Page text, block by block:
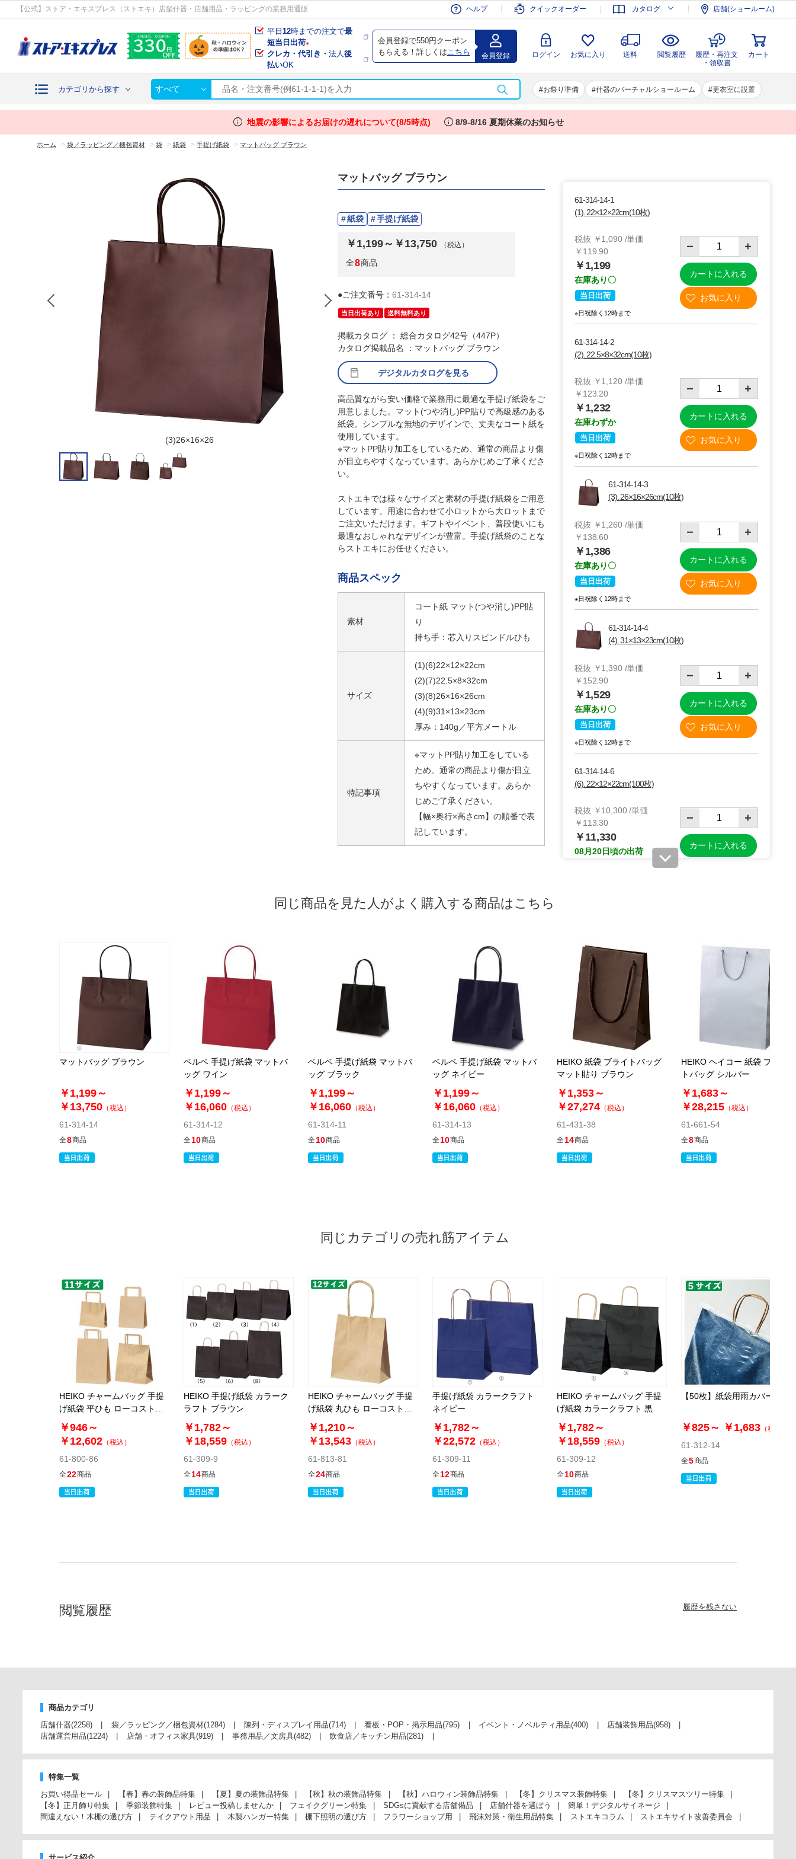
【公式】ストア・エキスプレス（ストエキ）店舗什器・店舗用品・ラッピングの業務用通販 ヘルプ クイックオーダー カタログ 店舗(ショールーム)
平日12時までの注文で最
短当日出荷※
クレカ・代引き・法人後
払いOK
会員登録で550円クーポン
もらえる！詳しくは こちら 会員登録 ログイン お気に入り 送料 閲覧履歴
履歴・再注文
・領収書
カート
カテゴリから探す すべて お祭り準備 什器のバーチャルショールーム 更衣室に設置
会員登録 ログイン お気に入り 送料 閲覧履歴
履歴・再注文
・領収書
カート
info 地震の影響によるお届けの遅れについて(8/5時点) info 8/9-8/16 夏期休業のお知らせ
ホーム > 袋／ラッピング／梱包資材 > 袋 > 紙袋 > 手提げ紙袋 > マットバッグ ブラウン
(3)26×16×26 (1)(6)22×12×22cm
マットバッグ ブラウン
紙袋 手提げ紙袋
￥1,199～￥13,750 （税込）
全8商品
●ご注文番号： 61-314-14
当日出荷あり 送料無料あり
掲載カタログ ： 総合カタログ42号（447P）
デジタルカタログを見る
カタログ掲載品名 ：マットバッグ ブラウン
高品質ながら安い価格で業務用に最適な手提げ紙袋をご
用意しました。マット(つや消し)PP貼りで高級感のある
紙袋。シンプルな無地のデザインで、丈夫なコート紙を
使用しています。
※マットPP貼り加工をしているため、通常の商品より傷
が目立ちやすくなっています。あらかじめご了承くださ
い。
ストエキでは様々なサイズと素材の手提げ紙袋をご用意
しています。用途に合わせて小ロットから大ロットまで
ご注文いただけます。ギフトやイベント、普段使いにも
最適なおしゃれなデザインが豊富。手提げ紙袋のことな
らストエキにお任せください。
商品スペック
素材
コート紙 マット(つや消し)PP貼
り
持ち手：芯入りスピンドルひも
サイズ
(1)(6)22×12×22cm
(2)(7)22.5×8×32cm
(3)(8)26×16×26cm
(4)(9)31×13×23cm
厚み：140g／平方メートル
特記事項
※マットPP貼り加工をしている
ため、通常の商品より傷が目立
ちやすくなっています。あらか
じめご了承ください。
【幅×奥行×高さcm】の順番で表
記しています。
61-314-14-1
(1). 22×12×22cm(10枚)
税抜 ￥1,090 /単価
￥119.90
￥1,199
在庫あり〇
当日出荷
※日祝除く12時まで
カートに入れる
61-314-14-2
(2). 22.5×8×32cm(10枚)
税抜 ￥1,120 /単価
￥123.20
￥1,232
在庫わずか
当日出荷
※日祝除く12時まで
カートに入れる
61-314-14-3
(3). 26×16×26cm(10枚)
税抜 ￥1,260 /単価
￥138.60
￥1,386
在庫あり〇
当日出荷
※日祝除く12時まで
カートに入れる
61-314-14-4
(4). 31×13×23cm(10枚)
税抜 ￥1,390 /単価
￥152.90
￥1,529
在庫あり〇
当日出荷
※日祝除く12時まで
カートに入れる
61-314-14-6
(6). 22×12×22cm(100枚)
税抜 ￥10,300 /単価
￥113.30
￥11,330
08月20日頃の出荷
カートに入れる
￥116.60
￥11,660
08月20日頃の出荷
送料無料 別送
カートに入れる
(8). 26×16×26cm(100枚)
税抜 ￥11,900 /単価
￥13,090
カートに入れる
同じ商品を見た人がよく購入する商品はこちら
マットバッグ ブラウン
￥1,199～
￥13,750 （税込）
61-314-14
全8商品
ベルベ 手提げ紙袋 マットバ
ッグ ワイン
￥1,199～
￥16,060 （税込）
61-314-12
全10商品
ベルベ 手提げ紙袋 マットバ
ッグ ブラック
￥1,199～
￥16,060 （税込）
61-314-11
全10商品
ベルベ 手提げ紙袋 マットバ
ッグ ネイビー
￥1,199～
￥16,060 （税込）
61-314-13
全10商品
HEIKO 紙袋 ブライトバッグ
マット貼り ブラウン
￥1,353～
￥27,274 （税込）
61-431-38
全14商品
HEIKO ヘイコー 紙袋 ブライ
トバッグ シルバー
￥1,683～
￥28,215 （税込）
61-661-54
全8商品
同じカテゴリの売れ筋アイテム
HEIKO チャームバッグ 手提
げ紙袋 平ひも ローコストタ
イプ 茶無地
￥946～
￥12,602 （税込）
61-800-86
全22商品
HEIKO 手提げ紙袋 カラーク
ラフト ブラウン
￥1,782～
￥18,559 （税込）
61-309-9
全14商品
HEIKO チャームバッグ 手提
げ紙袋 丸ひも ローコストタ
イプ 茶無地
￥1,210～
￥13,543 （税込）
61-813-81
全24商品
手提げ紙袋 カラークラフト
ネイビー
￥1,782～
￥22,572 （税込）
61-309-11
全12商品
HEIKO チャームバッグ 手提
げ紙袋 カラークラフト 黒
￥1,782～
￥18,559 （税込）
61-309-12
全10商品
【50枚】紙袋用雨カバー
￥825～ ￥1,683 （税込）
61-312-14
全5商品
閲覧履歴 履歴を残さない
商品カテゴリ
店舗什器(2258) 袋／ラッピング／梱包資材(1284) 陳列・ディスプレイ用品(714) 看板・POP・掲示用品(795) イベント・ノベルティ用品(400) 店舗装飾用品(958)
店舗運営用品(1224) 店舗・オフィス家具(919) 事務用品／文房具(482) 飲食店／キッチン用品(281)
特集一覧
お買い得品セール
【春】春の装飾品特集 【夏】夏の装飾品特集 【秋】秋の装飾品特集 【秋】ハロウィン装飾品特集 【冬】クリスマス装飾特集
【冬】クリスマスツリー特集
【冬】正月飾り特集
季節装飾特集 レビュー投稿しませんか フェイクグリーン特集 SDGsに貢献する店舗備品 店舗什器を選ぼう
簡単！デジタルサイネージ
間違えない！木棚の選び方
テイクアウト用品 木製ハンガー特集 棚下照明の選び方 フラワーショップ用 飛沫対策・衛生用品特集 ストエキコラム ストエキサイト改善委員会